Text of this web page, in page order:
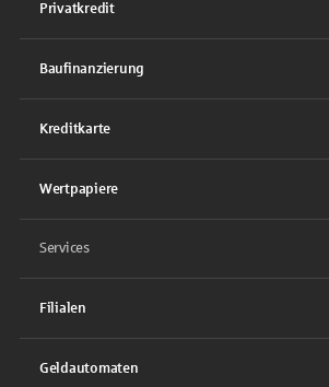
Privatkredit
Baufinanzierung
Kreditkarte
Wertpapiere
Services
Filialen
Geldautomaten